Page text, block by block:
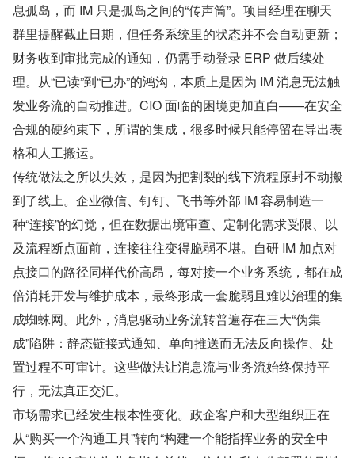
息孤岛，而 IM 只是孤岛之间的“传声筒”。项目经理在聊天
群里提醒截止日期，但任务系统里的状态并不会自动更新；
财务收到审批完成的通知，仍需手动登录 ERP 做后续处
理。从“已读”到“已办”的鸿沟，本质上是因为 IM 消息无法触
发业务流的自动推进。CIO 面临的困境更加直白——在安全
合规的硬约束下，所谓的集成，很多时候只能停留在导出表
格和人工搬运。
传统做法之所以失效，是因为把割裂的线下流程原封不动搬
到了线上。企业微信、钉钉、飞书等外部 IM 容易制造一
种“连接”的幻觉，但在数据出境审查、定制化需求受限、以
及流程断点面前，连接往往变得脆弱不堪。自研 IM 加点对
点接口的路径同样代价高昂，每对接一个业务系统，都在成
倍消耗开发与维护成本，最终形成一套脆弱且难以治理的集
成蜘蛛网。此外，消息驱动业务流转普遍存在三大“伪集
成”陷阱：静态链接式通知、单向推送而无法反向操作、处
置过程不可审计。这些做法让消息流与业务流始终保持平
行，无法真正交汇。
市场需求已经发生根本性变化。政企客户和大型组织正在
从“购买一个沟通工具”转向“构建一个能指挥业务的安全中